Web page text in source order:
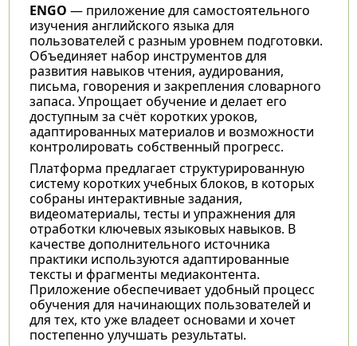
ENGO — приложение для самостоятельного
изучения английского языка для
пользователей с разным уровнем подготовки.
Объединяет набор инструментов для
развития навыков чтения, аудирования,
письма, говорения и закрепления словарного
запаса. Упрощает обучение и делает его
доступным за счёт коротких уроков,
адаптированных материалов и возможности
контролировать собственный прогресс.
Платформа предлагает структурированную
систему коротких учебных блоков, в которых
собраны интерактивные задания,
видеоматериалы, тесты и упражнения для
отработки ключевых языковых навыков. В
качестве дополнительного источника
практики используются адаптированные
тексты и фрагменты медиаконтента.
Приложение обеспечивает удобный процесс
обучения для начинающих пользователей и
для тех, кто уже владеет основами и хочет
постепенно улучшать результаты.